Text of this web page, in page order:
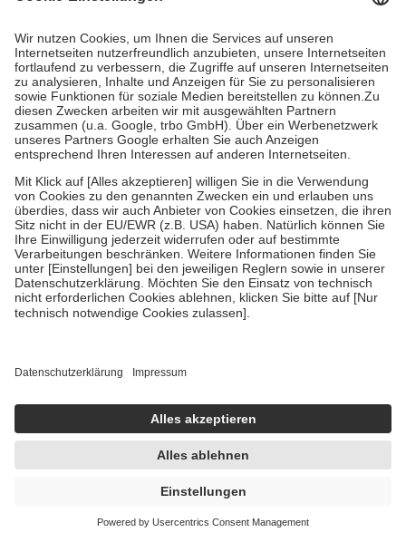
Biozid
ANTI BRUMM ULTRA TROPICAL
Insektenschutz 75 ml Spray
75 ml
Spray
14,29 €
190,53 € / 1 l
In den Warenkorb